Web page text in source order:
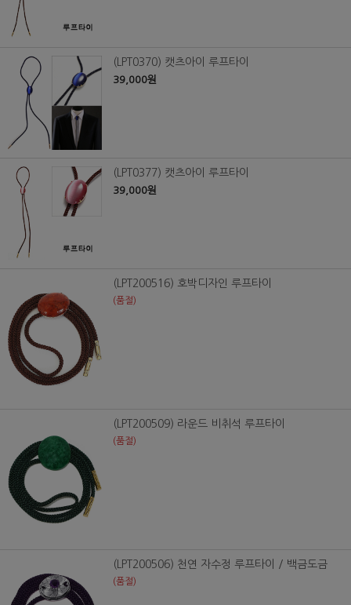
(LPT0370) 캣츠아이 루프타이
39,000원
(LPT0377) 캣츠아이 루프타이
39,000원
(LPT200516) 호박디자인 루프타이
(품절)
(LPT200509) 라운드 비취석 루프타이
(품절)
(LPT200506) 천연 자수정 루프타이 / 백금도금
(품절)